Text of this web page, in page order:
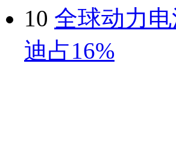
10 全球动力
迪占16%